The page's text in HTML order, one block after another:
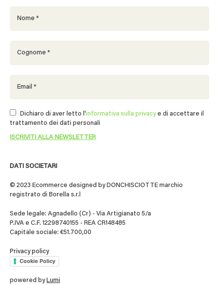
DATI SOCIETARI
© 2023 Ecommerce designed by DONCHISCIOTTE marchio
registrato di Borella s.r.l
Sede legale: Agnadello (Cr) - Via Artigianato 5/a
P.IVA e C.F. 12298740155 - REA CR148485
Capitale sociale: €51.700,00
Privacy policy
Cookie Policy
powered by Lumi
Dichiaro di aver letto l'informativa sulla privacye di accettare il
trattamento dei dati personali